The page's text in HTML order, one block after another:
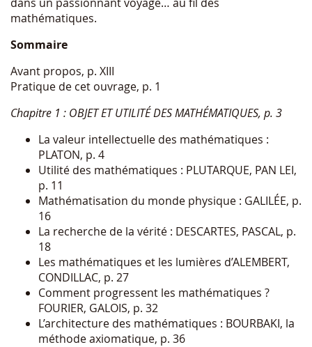
mathématiques.
Sommaire
Avant propos, p. XIII
Pratique de cet ouvrage, p. 1
Chapitre 1 : OBJET ET UTILITÉ DES MATHÉMATIQUES, p. 3
La valeur intellectuelle des mathématiques :
PLATON, p. 4
Utilité des mathématiques : PLUTARQUE, PAN LEI,
p. 11
Mathématisation du monde physique : GALILÉE, p.
16
La recherche de la vérité : DESCARTES, PASCAL, p.
18
Les mathématiques et les lumières d’ALEMBERT,
CONDILLAC, p. 27
Comment progressent les mathématiques ?
FOURIER, GALOIS, p. 32
L’architecture des mathématiques : BOURBAKI, la
méthode axiomatique, p. 36